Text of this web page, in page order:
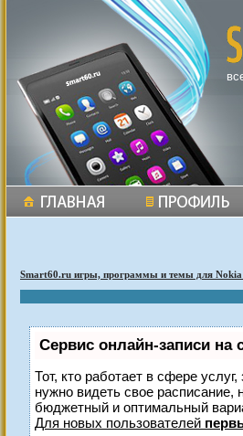
Smart60.ru игры, программы и темы для Nokia
Сервис онлайн-записи на
Тот, кто работает в сфере
нужно видеть свое
бюджетный и оптимальный
Для новых пользователей